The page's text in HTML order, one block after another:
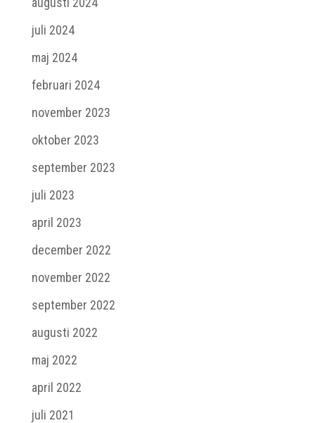
juli 2024
maj 2024
februari 2024
november 2023
oktober 2023
september 2023
juli 2023
april 2023
december 2022
november 2022
september 2022
augusti 2022
maj 2022
april 2022
juli 2021